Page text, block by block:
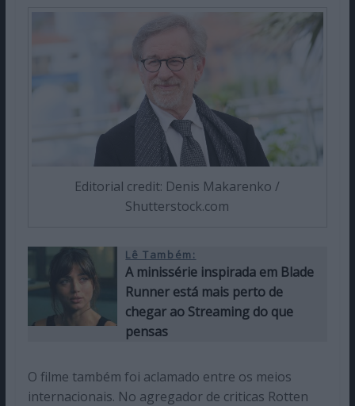
Editorial credit: Denis Makarenko /
Shutterstock.com
Lê Também:
A minissérie inspirada em Blade
Runner está mais perto de
chegar ao Streaming do que
pensas
O filme também foi aclamado entre os meios
internacionais. No agregador de criticas Rotten